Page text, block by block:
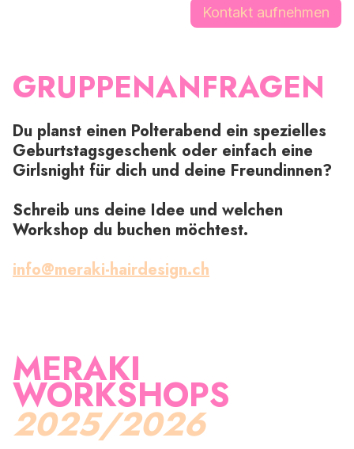
Kontakt aufnehmen
GRUPPENANFRAGEN
Du planst einen Polterabend ein spezielles
Geburtstagsgeschenk oder einfach eine
Girlsnight für dich und deine Freundinnen?
Schreib uns deine Idee und welchen
Workshop du buchen möchtest.
info@meraki-hairdesign.ch
MERAKI
WORKSHOPS
2025/2026